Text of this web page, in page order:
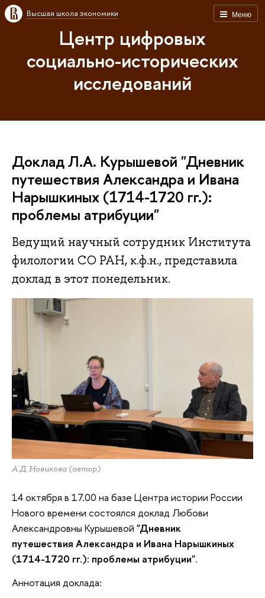
Меню
Высшая школа экономики
Центр цифровых
социально-исторических
исследований
Доклад Л.А. Курышевой "Дневник
путешествия Александра и Ивана
Нарышкиных (1714-1720 гг.):
проблемы атрибуции"
Ведущий научный сотрудник Института
филологии СО РАН, к.ф.н., представила
доклад в этот понедельник.
А.Д. Новикова (автор)
14 октября в 17.00 на базе Центра истории России
Нового времени состоялся доклад Любови
Александровны Курышевой "Дневник
путешествия Александра и Ивана Нарышкиных
(1714-1720 гг.): проблемы атрибуции".
Аннотация доклада: